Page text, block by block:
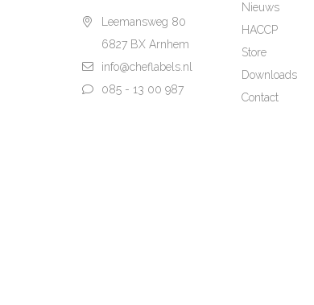
Leemansweg 80
6827 BX Arnhem
info@cheflabels.nl
085 - 13 00 987
Nieuws
HACCP
Store
Downloads
Contact